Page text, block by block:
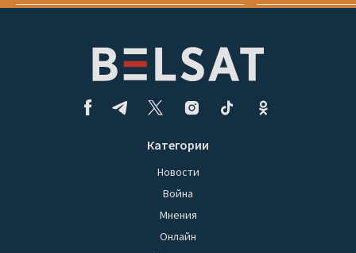
Категории
Новости
Война
Мнения
Онлайн